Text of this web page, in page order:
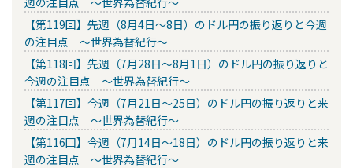
【第119回】先週（8月4日～8日）のドル円の振り返りと今週
の注目点 ～世界為替紀行～
【第118回】先週（7月28日～8月1日）のドル円の振り返りと
今週の注目点 ～世界為替紀行～
【第117回】今週（7月21日～25日）のドル円の振り返りと来
週の注目点 ～世界為替紀行～
【第116回】今週（7月14日～18日）のドル円の振り返りと来
週の注目点 ～世界為替紀行～